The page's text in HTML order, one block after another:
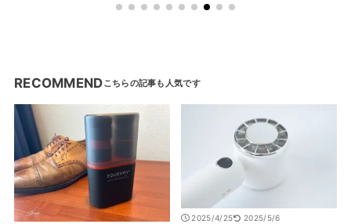
RECOMMEND
2025/4/25 2025/5/6